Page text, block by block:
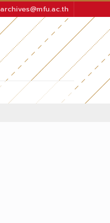
archives@mfu.ac.th